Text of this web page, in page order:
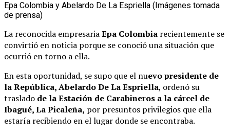
Epa Colombia y Abelardo De La Espriella (Imágenes tomada
de prensa)
La reconocida empresariaEpa Colombia recientemente se
convirtió en noticia porque se conoció una situación que
ocurrió en torno a ella.
En esta oportunidad, se supo que el nuevo presidente de
la República, Abelardo De La Espriella, ordenó su
traslado de la Estación de Carabineros a la cárcel de
Ibagué, La Picaleña, por presuntos privilegios que ella
estaría recibiendo en el lugar donde se encontraba.